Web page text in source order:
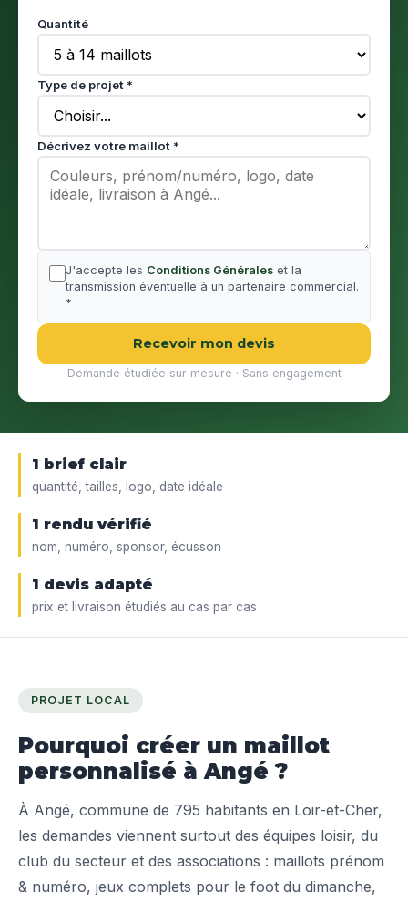
Quantité
Type de projet *
Décrivez votre maillot *
J'accepte les Conditions Générales et la
transmission éventuelle à un partenaire commercial.
*
Recevoir mon devis
Demande étudiée sur mesure · Sans engagement
1 brief clair
quantité, tailles, logo, date idéale
1 rendu vérifié
nom, numéro, sponsor, écusson
1 devis adapté
prix et livraison étudiés au cas par cas
PROJET LOCAL
Pourquoi créer un maillot
personnalisé à Angé ?
À Angé, commune de 795 habitants en Loir-et-Cher,
les demandes viennent surtout des équipes loisir, du
club du secteur et des associations : maillots prénom
& numéro, jeux complets pour le foot du dimanche,